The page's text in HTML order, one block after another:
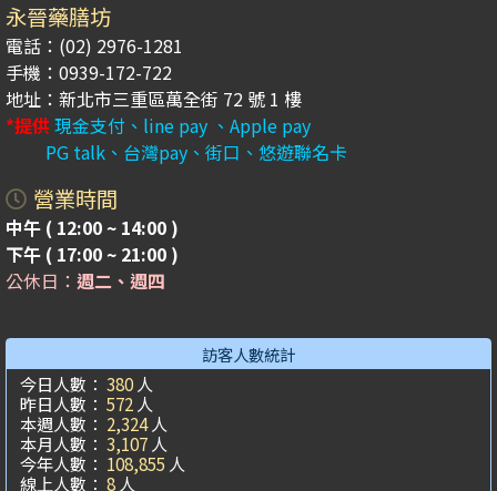
永晉藥膳坊
電話：(02) 2976-1281
手機：0939-172-722
地址：新北市三重區萬全街 72 號 1 樓
*提供現金支付、line pay 、Apple pay
PG talk、台灣pay、街口、悠遊聯名卡
營業時間
中午 ( 12:00 ~ 14:00 )
下午 ( 17:00 ~ 21:00 )
公休日： 週二、週四
訪客人數統計
今日人數： 380人
昨日人數： 572人
本週人數： 2,324人
本月人數： 3,107人
今年人數： 108,855 人
線上人數： 8人